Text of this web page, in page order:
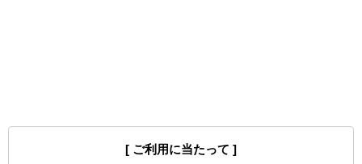
[ ご利用に当たって ]